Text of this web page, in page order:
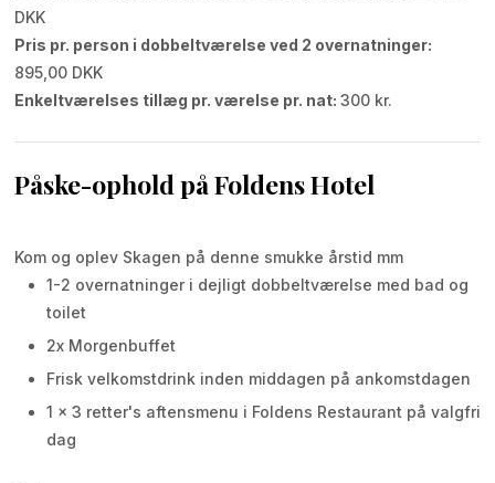
DKK
Pris pr. person i dobbeltværelse ved 2 overnatninger:
895,00 DKK
Enkeltværelses tillæg pr. værelse pr. nat: 300 kr.
Påske-ophold på Foldens Hotel
Kom og oplev Skagen på denne smukke årstid mm
1-2 overnatninger i dejligt dobbeltværelse med bad og
toilet
2​x Morgenbuffet
Frisk velkomstdrink inden middagen på ankomstdagen
1 x 3 retter's aftensmenu i Foldens Restaurant på valgfri
dag